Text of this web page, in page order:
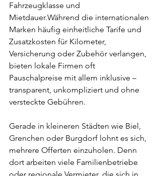
Fahrzeugklasse und
Mietdauer.Während die internationalen
Marken häufig einheitliche Tarife und
Zusatzkosten für Kilometer,
Versicherung oder Zubehör verlangen,
bieten lokale Firmen oft
Pauschalpreise mit allem inklusive –
transparent, unkompliziert und ohne
versteckte Gebühren.
Gerade in kleineren Städten wie Biel,
Grenchen oder Burgdorf lohnt es sich,
mehrere Offerten einzuholen. Denn
dort arbeiten viele Familienbetriebe